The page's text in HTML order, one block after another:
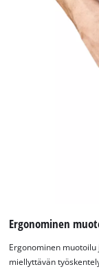
Ergonominen
Ergonominen
miellyttävän